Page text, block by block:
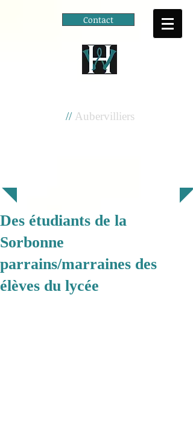
Contact
//Aubervilliers
Des étudiants de la
Sorbonne
parrains/marraines des
élèves du lycée